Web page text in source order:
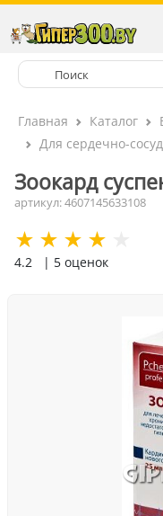
Главная Каталог
Для сердечно-
Зоокард
артикул: 4607145633108
4.2 | 5 оценок